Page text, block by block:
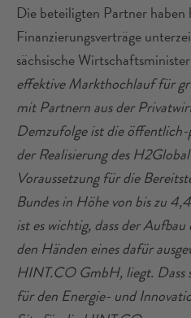
Die beteiligten Partner haben
Finanzierungsverträge
sächsische
effektive Markthochlauf für
mit Partnern aus der
Demzufolge ist die
der Realisierung des
Voraussetzung für die
Bundes in Höhe von bis zu
ist es wichtig, dass der
den Händen eines dafür
HINT.CO GmbH, liegt. Dass
für den Energie- und